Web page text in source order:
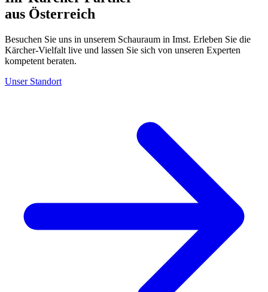
aus Österreich
Besuchen Sie uns in unserem Schauraum in Imst. Erleben Sie die
Kärcher-Vielfalt live und lassen Sie sich von unseren Experten
kompetent beraten.
Unser Standort